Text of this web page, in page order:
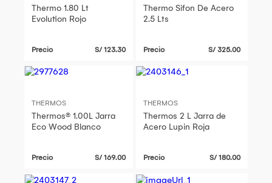
Thermo 1.80 Lt
Evolution Rojo
Precio S/ 123.30
Thermo Sifon De Acero
2.5 Lts
Precio S/ 325.00
THERMOS
Thermos® 1.00L Jarra
Eco Wood Blanco
Precio S/ 169.00
THERMOS
Thermos 2 L Jarra de
Acero Lupin Roja
Precio S/ 180.00